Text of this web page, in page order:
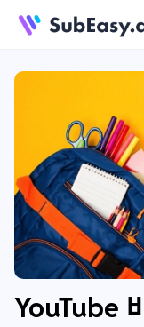
YouTube